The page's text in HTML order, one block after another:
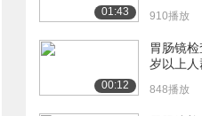
01:43 910播放
00:12
胃肠镜
岁以上人
848播放